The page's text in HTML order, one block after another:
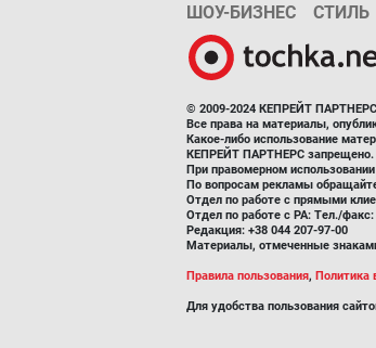
ШОУ-БИЗНЕС СТИЛЬ
© 2009-2024 КЕПРЕЙТ
Все права на материалы,
Какое-либо использование
КЕПРЕЙТ ПАРТНЕРС запрещено.
При правомерном
По вопросам рекламы
Отдел по работе с прямыми
Отдел по работе с РА: Тел./факс:
Редакция: +38 044 207-97-00
Материалы, отмеченные
Правила пользования, Политика
Для удобства пользования